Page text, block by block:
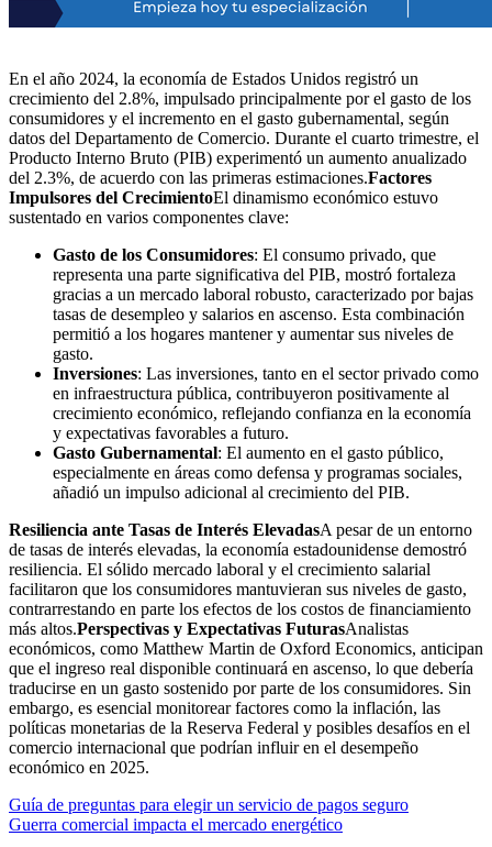
En el año 2024, la economía de Estados Unidos registró un
crecimiento del 2.8%, impulsado principalmente por el gasto de los
consumidores y el incremento en el gasto gubernamental, según
datos del Departamento de Comercio. Durante el cuarto trimestre, el
Producto Interno Bruto (PIB) experimentó un aumento anualizado
del 2.3%, de acuerdo con las primeras estimaciones.Factores
Impulsores del CrecimientoEl dinamismo económico estuvo
sustentado en varios componentes clave:
Gasto de los Consumidores: El consumo privado, que
representa una parte significativa del PIB, mostró fortaleza
gracias a un mercado laboral robusto, caracterizado por bajas
tasas de desempleo y salarios en ascenso. Esta combinación
permitió a los hogares mantener y aumentar sus niveles de
gasto.
Inversiones: Las inversiones, tanto en el sector privado como
en infraestructura pública, contribuyeron positivamente al
crecimiento económico, reflejando confianza en la economía
y expectativas favorables a futuro.
Gasto Gubernamental: El aumento en el gasto público,
especialmente en áreas como defensa y programas sociales,
añadió un impulso adicional al crecimiento del PIB.
Resiliencia ante Tasas de Interés ElevadasA pesar de un entorno
de tasas de interés elevadas, la economía estadounidense demostró
resiliencia. El sólido mercado laboral y el crecimiento salarial
facilitaron que los consumidores mantuvieran sus niveles de gasto,
contrarrestando en parte los efectos de los costos de financiamiento
más altos.Perspectivas y Expectativas FuturasAnalistas
económicos, como Matthew Martin de Oxford Economics, anticipan
que el ingreso real disponible continuará en ascenso, lo que debería
traducirse en un gasto sostenido por parte de los consumidores. Sin
embargo, es esencial monitorear factores como la inflación, las
políticas monetarias de la Reserva Federal y posibles desafíos en el
comercio internacional que podrían influir en el desempeño
económico en 2025.
Guía de preguntas para elegir un servicio de pagos seguro
Guerra comercial impacta el mercado energético